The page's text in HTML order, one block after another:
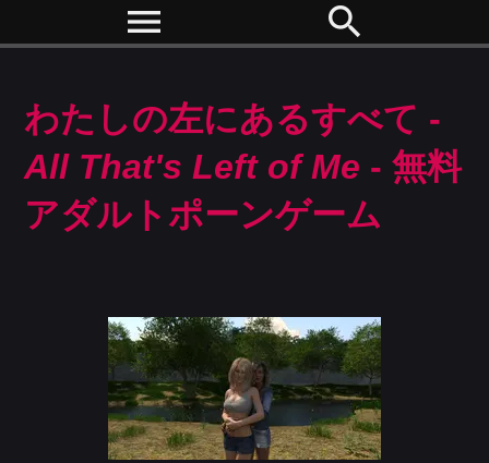
menu search
わたしの左にあるすべて -
All That's Left of Me - 無料
アダルトポーンゲーム